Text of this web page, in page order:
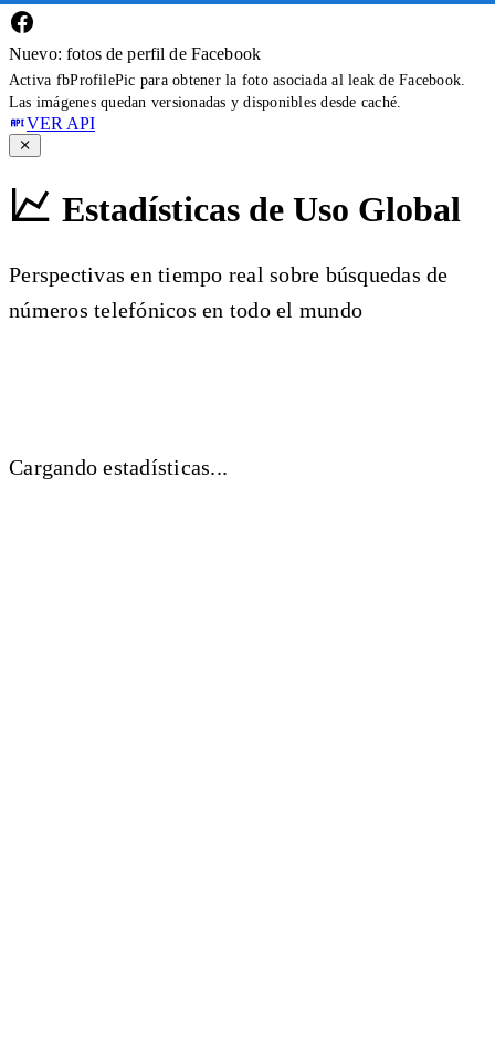
Nuevo: fotos de perfil de Facebook
Activa fbProfilePic para obtener la foto asociada al leak de Facebook.
Las imágenes quedan versionadas y disponibles desde caché.
VER API
Estadísticas de Uso Global
Perspectivas en tiempo real sobre búsquedas de
números telefónicos en todo el mundo
Cargando estadísticas...